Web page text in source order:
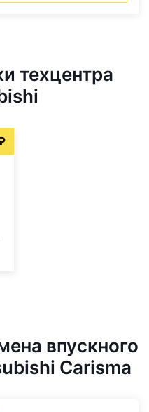
техцентра
впускного
Carisma